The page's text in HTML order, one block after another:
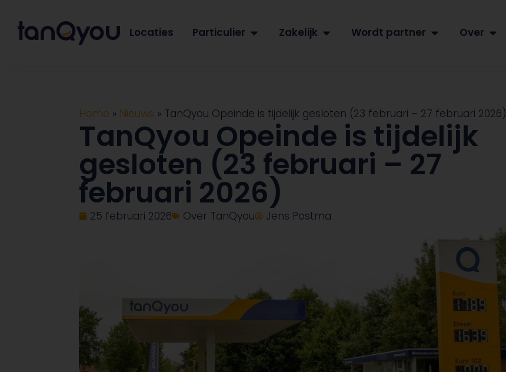
Locaties Particulier Zakelijk Wordt partner Over
Home » Nieuws » TanQyou Opeinde is tijdelijk gesloten (23 februari – 27 februari 2026)
TanQyou Opeinde is tijdelijk
gesloten (23 februari – 27
februari 2026)
25 februari 2026 Over TanQyou Jens Postma